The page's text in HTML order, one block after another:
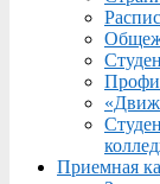
Приемная